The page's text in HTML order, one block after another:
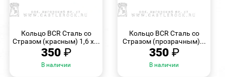
Кольцо BCR Сталь со
Стразом (красным) 1,6 х...
350 ₽
В наличии
Кольцо BCR Сталь со
Стразом (прозрачным)...
350 ₽
В наличии